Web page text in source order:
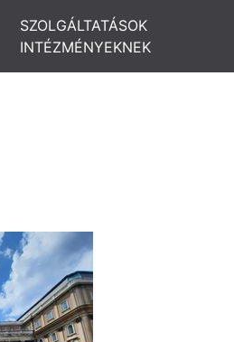
SZOLGÁLTATÁSOK
INTÉZMÉNYEKNEK